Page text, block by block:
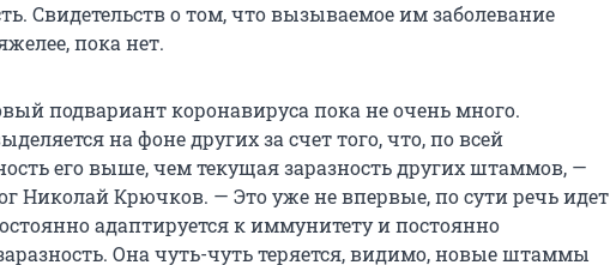
Свидетельств о том, что вызываемое им заболевание
пока нет.
подвариант коронавируса пока не очень много.
на фоне других за счет того, что, по всей
его выше, чем текущая заразность других штаммов, —
Николай Крючков. — Это уже не впервые, по сути речь идет
адаптируется к иммунитету и постоянно
Она чуть-чуть теряется, видимо, новые штаммы